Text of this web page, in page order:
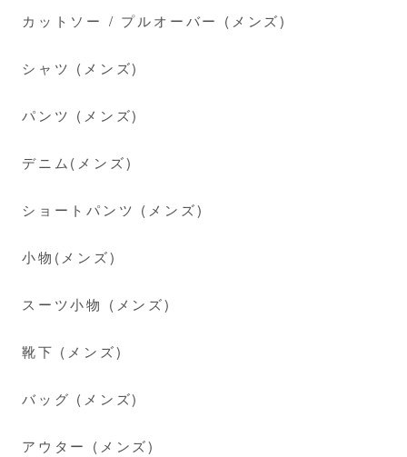
カットソー / プルオーバー (メンズ)
シャツ (メンズ)
パンツ (メンズ)
デニム(メンズ)
ショートパンツ (メンズ)
小物(メンズ)
スーツ小物 (メンズ)
靴下 (メンズ)
バッグ (メンズ)
アウター (メンズ)